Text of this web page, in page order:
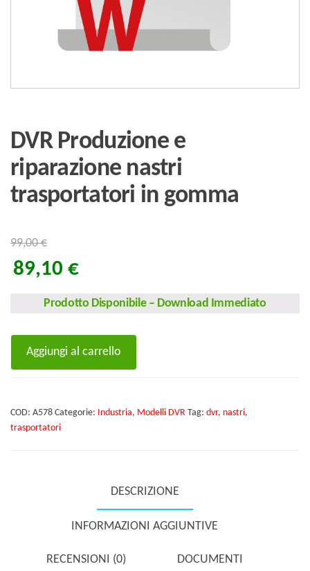
DVR Produzione e
riparazione nastri
trasportatori in gomma
99,00€
89,10 €
Prodotto Disponibile – Download Immediato
Aggiungi al carrello
COD: A578 Categorie: Industria, Modelli DVR Tag: dvr, nastri,
trasportatori
DESCRIZIONE
INFORMAZIONI AGGIUNTIVE
RECENSIONI (0) DOCUMENTI